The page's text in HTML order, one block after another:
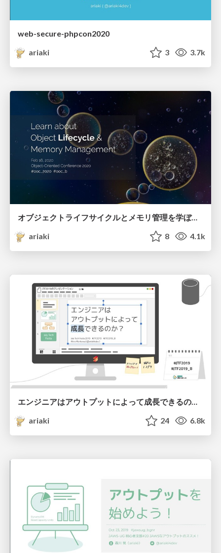
web-secure-phpcon2020
ariaki
3 3.7k
オブジェクトライフサイクルとメモリ管理を学ぼう / OOC 2020
ariaki
8 4.1k
エンジニアはアウトプットによって成長できるのか？ / Grow with your output
ariaki
24 6.8k